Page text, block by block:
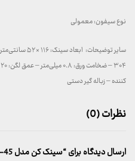
نوع سیفون: معمولی
کننده – زباله گیر دستی
نظرات (0)
ارسال دیدگاه برای “سینک کن مدل 8031P-45 توکار”